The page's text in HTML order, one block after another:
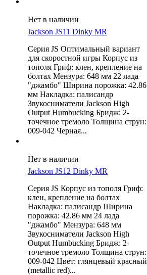
Нет в наличии
Jackson JS11 Dinky MR
Серия JS Оптимальный вариант
для скоростной игры Корпус из
тополя Гриф: клен, крепление на
болтах Мензура: 648 мм 22 лада
"джамбо" Ширина порожка: 42.86
мм Накладка: палисандр
Звукосниматели Jackson High
Output Humbucking Бридж: 2-
точечное тремоло Толщина струн:
009-042 Черная...
Нет в наличии
Jackson JS12 Dinky MR
Серия JS Корпус из тополя Гриф:
клен, крепление на болтах
Накладка: палисандр Ширина
порожка: 42.86 мм 24 лада
"джамбо" Мензура: 648 мм
Звукосниматели Jackson High
Output Humbucking Бридж: 2-
точечное тремоло Толщина струн:
009-042 Цвет: глянцевый красный
(metallic red)...